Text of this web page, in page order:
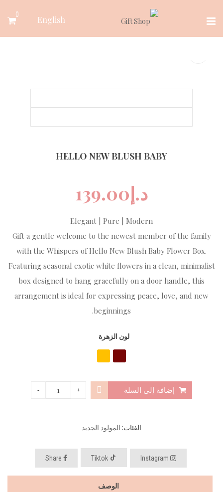
0 English
HELLO NEW BLUSH BABY
د.إ139.00
Elegant | Pure | Modern
Gift a gentle welcome to the newest member of the family
with the Whispers of Hello New Blush Baby Flower Box.
Featuring seasonal exotic white flowers in a clean, minimalist
box designed to hang gracefully on a door handle, this
arrangement is ideal for expressing peace, love, and new
beginnings.
لون الزهرة
إضافة إلى السلة
الفئات: المولود الجديد
الوصف